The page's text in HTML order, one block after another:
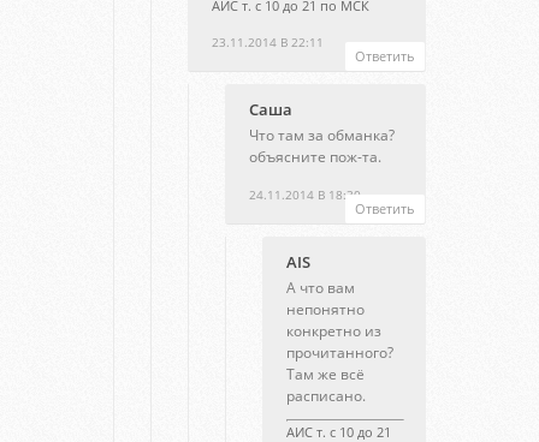
23.11.2014 В 22:11
АИС т. с 10 до 21 по МСК
Ответить
Саша
24.11.2014 В 18:30
Что там за обманка?
объясните пож-та.
Ответить
AIS
А что вам
непонятно
конкретно из
прочитанного?
Там же всё
расписано.
АИС т. с 10 до 21